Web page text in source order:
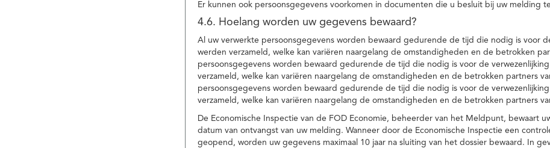
Er kunnen ook persoonsgegevens voorkomen in documenten die u besluit bij uw melding
4.6. Hoelang worden uw gegevens bewaard?
Al uw verwerkte persoonsgegevens worden bewaard gedurende de tijd die nodig is voor
werden verzameld, welke kan variëren naargelang de omstandigheden en de betrokken
persoonsgegevens worden bewaard gedurende de tijd die nodig is voor de
verzameld, welke kan variëren naargelang de omstandigheden en de betrokken partners
persoonsgegevens worden bewaard gedurende de tijd die nodig is voor de
verzameld, welke kan variëren naargelang de omstandigheden en de betrokken partners
De Economische Inspectie van de FOD Economie, beheerder van het Meldpunt, bewaart
datum van ontvangst van uw melding. Wanneer door de Economische Inspectie een
geopend, worden uw gegevens maximaal 10 jaar na sluiting van het dossier bewaard. In